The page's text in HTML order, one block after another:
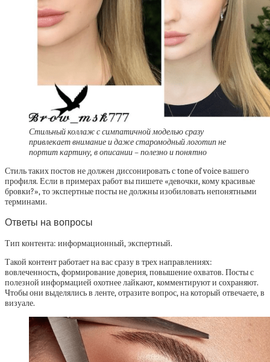
Стильный коллаж с симпатичной моделью сразу
привлекает внимание и даже старомодный логотип не
портит картину, в описании – полезно и понятно
Стиль таких постов не должен диссонировать с tone of voice вашего
профиля. Если в примерах работ вы пишете «девочки, кому красивые
бровки?», то экспертные посты не должны изобиловать непонятными
терминами.
Ответы на вопросы
Тип контента: информационный, экспертный.
Такой контент работает на вас сразу в трех направлениях:
вовлеченность, формирование доверия, повышение охватов. Посты с
полезной информацией охотнее лайкают, комментируют и сохраняют.
Чтобы они выделялись в ленте, отразите вопрос, на который отвечаете, в
визуале.